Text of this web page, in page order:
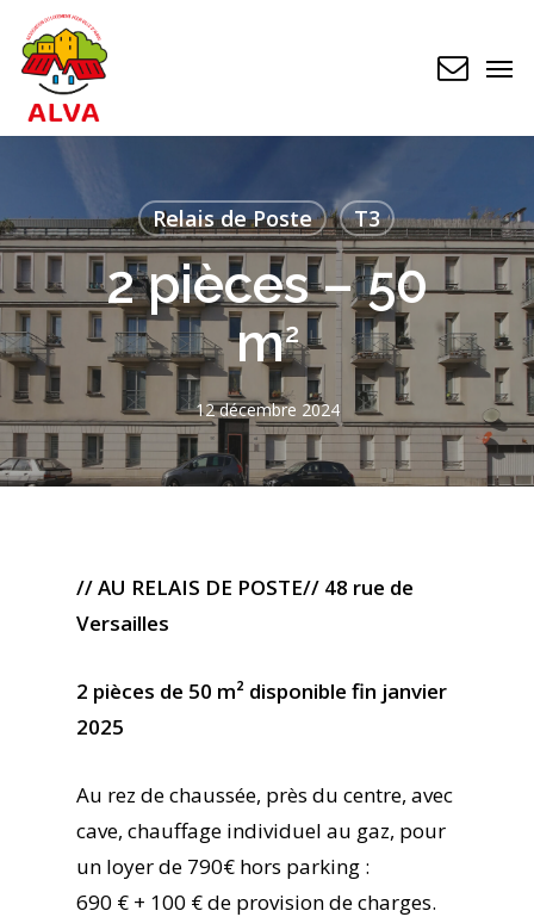
Skip
main
content
Relais de Poste T3
2 pièces – 50
m2
12 décembre 2024
// AU RELAIS DE POSTE// 48 rue de
Versailles
2 pièces de 50 m² disponible fin janvier
2025
Au rez de chaussée, près du centre, avec
cave, chauffage individuel au gaz, pour
un loyer de 790€ hors parking :
690 € + 100 € de provision de charges.